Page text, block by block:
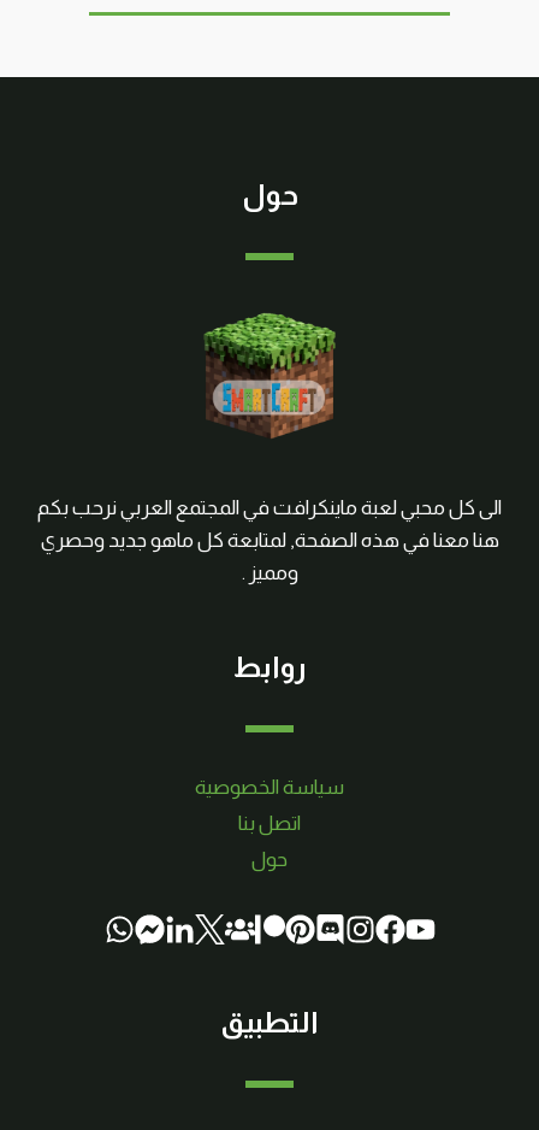
حول
الى كل محبي لعبة ماينكرافت في المجتمع العربي نرحب بكم
هنا معنا في هذه الصفحة, لمتابعة كل ماهو جديد وحصري
ومميز .
روابط
سياسة الخصوصية
اتصل بنا
حول
التطبيق